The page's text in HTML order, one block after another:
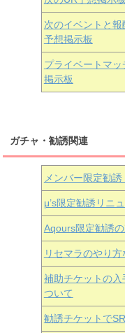
朝香果林
次のイベントと報
予想掲示板
プライベートマッ
掲示板
ガチャ・勧誘関連
メンバー限定勧
μ’s限定勧誘リニ
Aqours限定勧誘
リセマラのやり方
補助チケットの
ついて
勧誘チケットで